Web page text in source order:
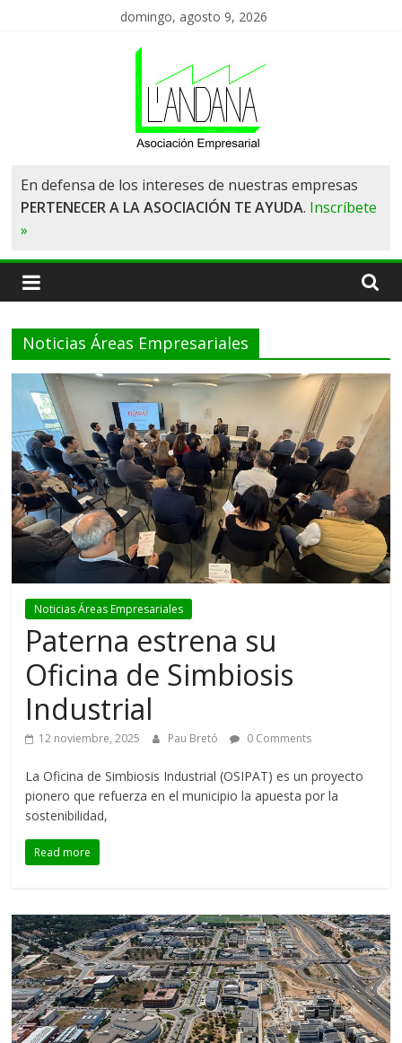
domingo, agosto 9, 2026
Asociación
de
Empresas
L'Andana
En defensa de los intereses de nuestras empresas
PERTENECER A LA ASOCIACIÓN TE AYUDA. Inscríbete
»
Noticias Áreas Empresariales
Noticias Áreas Empresariales
Paterna estrena su
Oficina de Simbiosis
Industrial
12 noviembre, 2025 Pau Bretó 0 Comments
La Oficina de Simbiosis Industrial (OSIPAT) es un proyecto
pionero que refuerza en el municipio la apuesta por la
sostenibilidad,
Read more